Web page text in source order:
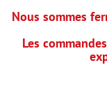
Nous sommes
Les